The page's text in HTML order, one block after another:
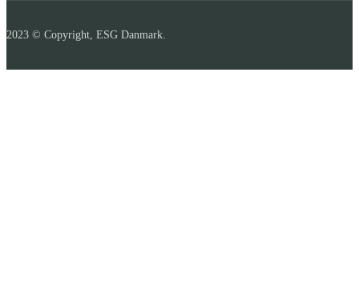
2023 © Copyright, ESG Danmark.